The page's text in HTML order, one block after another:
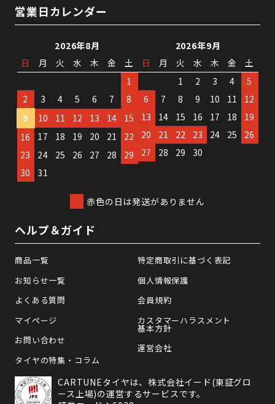
営業日カレンダー
2026年8月
日
月 火 水 木 金
土
1
2
3 4 5 6 7
8
9
10 11 12 13 14
15
16
17 18 19 20 21
22
23
24 25 26 27 28
29
30
31
2026年9月
日
月 火 水 木 金
土
1
2 3 4
5
6
7 8 9 10 11
12
13
14 15 16 17 18
19
20
21 22 23 24 25
26
27
28 29 30
赤色の日は発送がありません
ヘルプ＆ガイド
商品一覧
お知らせ一覧
よくある質問
マイページ
お問い合わせ
タイヤの特集・コラム
特定商取引に基づく表記
個人情報保護
会員規約
カスタマーハラスメント
基本方針
運営会社
CARTUNEタイヤは、株式会社イード(東証グロ
ース上場)の運営するサービスです。